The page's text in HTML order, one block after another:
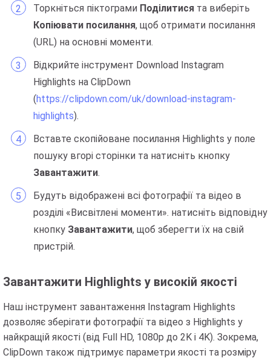
Торкніться піктограми Поділитися та виберіть
Копіювати посилання, щоб отримати посилання
(URL) на основні моменти.
Відкрийте інструмент Download Instagram
Highlights на ClipDown
(https://clipdown.com/uk/download-instagram-
highlights).
Вставте скопійоване посилання Highlights у поле
пошуку вгорі сторінки та натисніть кнопку
Завантажити.
Будуть відображені всі фотографії та відео в
розділі «Висвітлені моменти». натисніть відповідну
кнопку Завантажити, щоб зберегти їх на свій
пристрій.
Завантажити Highlights у високій якості
Наш інструмент завантаження Instagram Highlights
дозволяє зберігати фотографії та відео з Highlights у
найкращій якості (від Full HD, 1080p до 2K і 4K). Зокрема,
ClipDown також підтримує параметри якості та розміру